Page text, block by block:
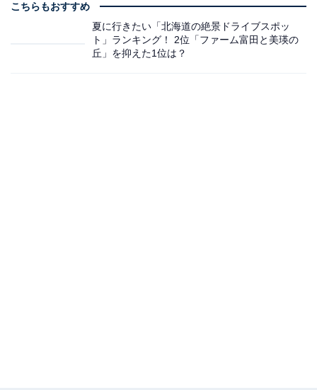
こちらもおすすめ
夏に行きたい「北海道の絶景ドライブスポッ
ト」ランキング！ 2位「ファーム富田と美瑛の
丘」を抑えた1位は？